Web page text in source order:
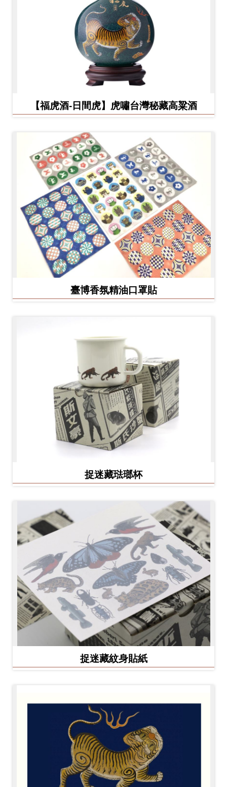
【福虎酒-日間虎】虎嘯台灣秘藏高粱酒
臺博香氛精油口罩貼
捉迷藏琺瑯杯
捉迷藏紋身貼紙